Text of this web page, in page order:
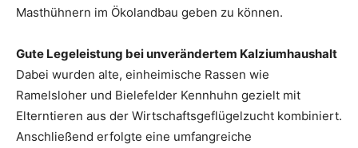
Masthühnern im Ökolandbau geben zu können.
Gute Legeleistung bei unverändertem Kalziumhaushalt
Dabei wurden alte, einheimische Rassen wie
Ramelsloher und Bielefelder Kennhuhn gezielt mit
Elterntieren aus der Wirtschaftsgeflügelzucht kombiniert.
Anschließend erfolgte eine umfangreiche